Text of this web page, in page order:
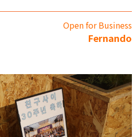
Open for Business
Fernando